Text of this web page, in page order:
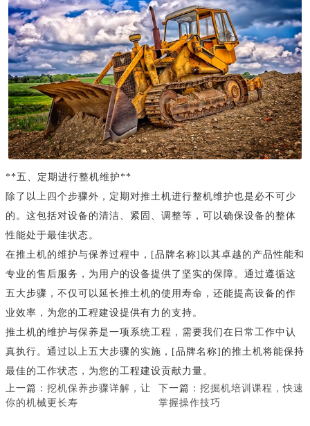
**五、定期进行整机维护**
除了以上四个步骤外，定期对推土机进行整机维护也是必不可少
的。这包括对设备的清洁、紧固、调整等，可以确保设备的整体
性能处于最佳状态。
在推土机的维护与保养过程中，[品牌名称]以其卓越的产品性能和
专业的售后服务，为用户的设备提供了坚实的保障。通过遵循这
五大步骤，不仅可以延长推土机的使用寿命，还能提高设备的作
业效率，为您的工程建设提供有力的支持。
推土机的维护与保养是一项系统工程，需要我们在日常工作中认
真执行。通过以上五大步骤的实施，[品牌名称]的推土机将能保持
最佳的工作状态，为您的工程建设贡献力量。
上一篇： 挖机保养步骤详解，让
你的机械更长寿
下一篇： 挖掘机培训课程，快速
掌握操作技巧